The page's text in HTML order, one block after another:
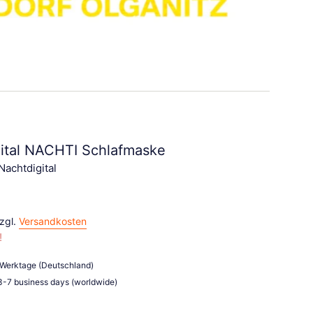
NACHTI Schlafmaske
Versandkosten
(Deutschland)
7 business days (worldwide)